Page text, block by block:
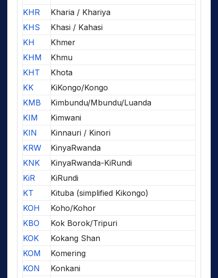
KHR
Kharia / Khariya
KHS
Khasi / Kahasi
KH
Khmer
KHM
Khmu
KHT
Khota
KK
KiKongo/Kongo
KMB
Kimbundu/Mbundu/Luanda
KIM
Kimwani
KIN
Kinnauri / Kinori
KRW
KinyaRwanda
KNK
KinyaRwanda-KiRundi
KiR
KiRundi
KT
Kituba (simplified Kikongo)
KOH
Koho/Kohor
KBO
Kok Borok/Tripuri
KOK
Kokang Shan
KOM
Komering
KON
Konkani